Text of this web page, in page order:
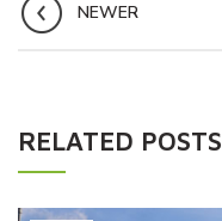
NEWER
RELATED POSTS